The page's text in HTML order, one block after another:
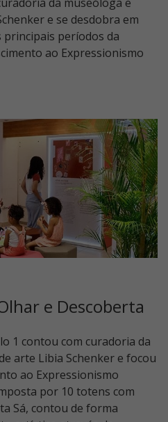
e se desdobra em
períodos da
ao Expressionismo
e Descoberta
1 contou com curadoria da
arte Libia Schenker e focou
ao Expressionismo
por 10 totens com
Sá, contou de forma